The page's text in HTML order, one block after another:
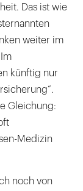
Das ist wie
weiter im
künftig nur
Gleichung:
Medizin
noch von